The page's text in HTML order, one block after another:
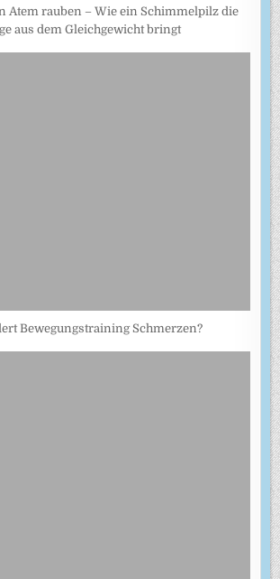
Atem rauben – Wie ein Schimmelpilz die
aus dem Gleichgewicht bringt
Bewegungstraining Schmerzen?